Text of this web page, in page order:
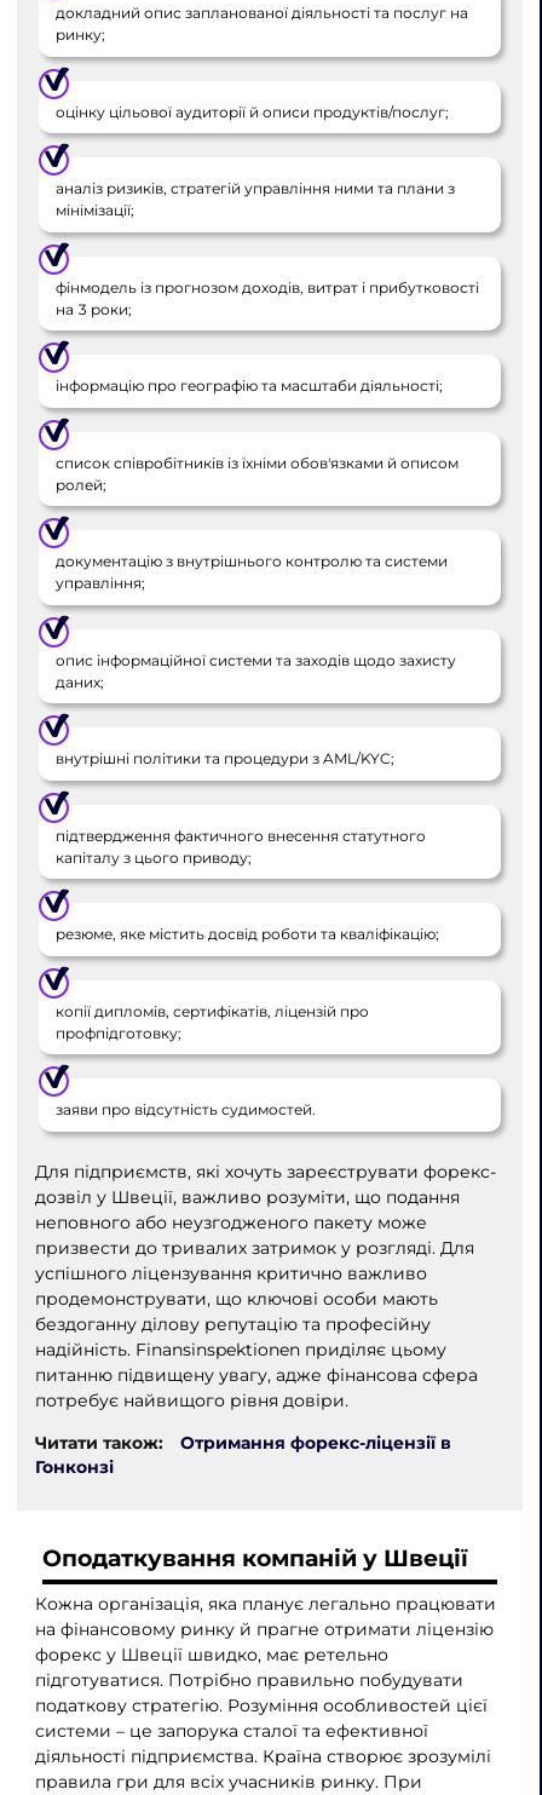
докладний опис запланованої діяльності та послуг на
ринку;
оцінку цільової аудиторії й описи продуктів/послуг;
аналіз ризиків, стратегій управління ними та плани з
мінімізації;
фінмодель із прогнозом доходів, витрат і прибутковості
на 3 роки;
інформацію про географію та масштаби діяльності;
список співробітників із їхніми обов'язками й описом
ролей;
документацію з внутрішнього контролю та системи
управління;
опис інформаційної системи та заходів щодо захисту
даних;
внутрішні політики та процедури з AML/KYC;
підтвердження фактичного внесення статутного
капіталу з цього приводу;
резюме, яке містить досвід роботи та кваліфікацію;
копії дипломів, сертифікатів, ліцензій про
профпідготовку;
заяви про відсутність судимостей.
Для підприємств, які хочуть зареєструвати форекс-
дозвіл у Швеції, важливо розуміти, що подання
неповного або неузгодженого пакету може
призвести до тривалих затримок у розгляді. Для
успішного ліцензування критично важливо
продемонструвати, що ключові особи мають
бездоганну ділову репутацію та професійну
надійність. Finansinspektionen приділяє цьому
питанню підвищену увагу, адже фінансова сфера
потребує найвищого рівня довіри.
Читати також:
Отримання форекс-ліцензії в
Гонконзі
Оподаткування компаній у Швеції
Кожна організація, яка планує легально працювати
на фінансовому ринку й прагне отримати ліцензію
форекс у Швеції швидко, має ретельно
підготуватися. Потрібно правильно побудувати
податкову стратегію. Розуміння особливостей цієї
системи – це запорука сталої та ефективної
діяльності підприємства. Країна створює зрозумілі
правила гри для всіх учасників ринку. При